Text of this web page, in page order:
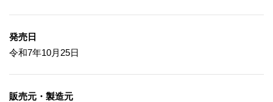
発売日
令和7年10月25日
販売元・製造元